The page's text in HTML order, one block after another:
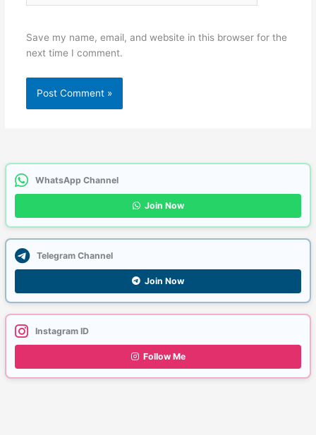
Save my name, email, and website in this browser for the
next time I comment.
WhatsApp Channel
Join Now
Telegram Channel
Join Now
Instagram ID
Follow Me